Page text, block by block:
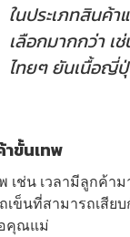
ในประเภทสินค้
เลือกมากกว่า
ไทยๆ ยันเนื้อญี่
ขั้นเทพ
เช่น เวลามีลูกค้า
เข็นที่สามารถเสีย
คุณแม่